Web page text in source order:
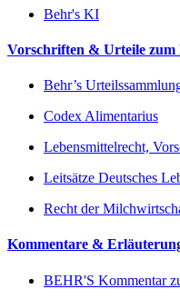
Behr's KI
Vorschriften & Urteile zum
Behr’s
Codex Alimentarius
Lebensmittelrecht,
Leitsätze Deutsches
Recht der
Kommentare &
BEHR'S Kommentar